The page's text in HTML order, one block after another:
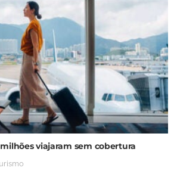
viajaram sem cobertura